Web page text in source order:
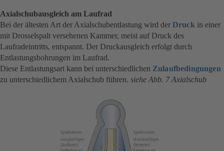
Axialschubausgleich am Laufrad
Bei der ältesten Art der Axialschubentlastung wird der Druckin einer
mit Drosselspalt versehenen Kammer, meist auf Druck des
Laufradeintritts, entspannt. Der Druckausgleich erfolgt durch
Entlastungsbohrungen im Laufrad.
Diese Entlastungsart kann bei unterschiedlichen Zulaufbedingungen
zu unterschiedlichem Axialschub führen. siehe Abb. 7 Axialschub